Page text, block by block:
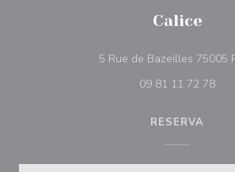
Calice
5 Rue de Bazeilles 75005
09 81 11 72 78
RESERVA